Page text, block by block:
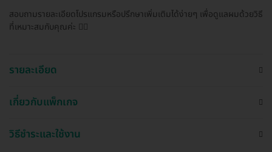
สอบถามรายละเอียดโปรแกรมหรือปรึกษาเพิ่มเติมได้ง่ายๆ เพื่อดูแลผมด้วยวิธี
ที่เหมาะสมกับคุณค่ะ 👩‍⚕️
รายละเอียด
เกี่ยวกับแพ็กเกจ
วิธีชำระและใช้งาน